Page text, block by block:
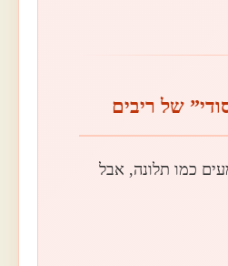
של ריבים
כמו תלונה, אבל